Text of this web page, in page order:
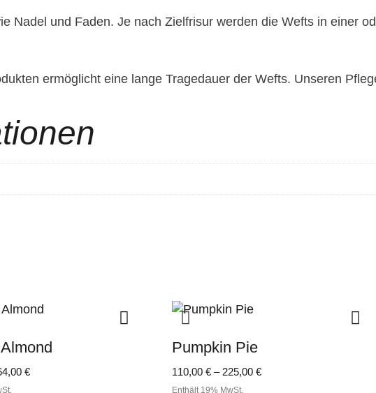
Nadel und Faden. Je nach Zielfrisur werden die Wefts in einer
ermöglicht eine lange Tragedauer der Wefts. Unseren
€Preisspanne:
Pumpkin Pie
110,00 € – 225,00 €Preisspanne:
Enthält 19% MwSt.